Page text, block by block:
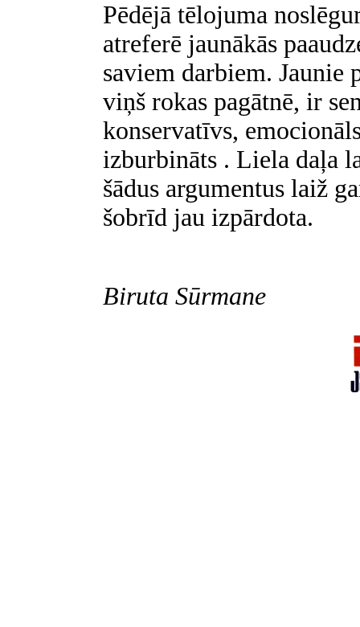
Pēdējā tēlojuma
atreferē jaunākās
saviem darbiem.
viņš rokas pagātnē, ir
konservatīvs,
izburbināts . Liela daļa
šādus argumentus laiž
šobrīd jau izpārdota.
Biruta Sūrmane